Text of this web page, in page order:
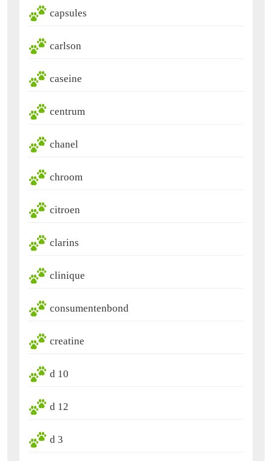
capsules
carlson
caseine
centrum
chanel
chroom
citroen
clarins
clinique
consumentenbond
creatine
d 10
d 12
d 3